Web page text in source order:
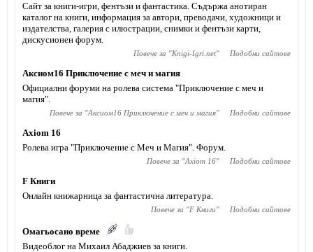
Сайт за книги-игри, фентъзи и фантастика. Съдържа анотиран
каталог на книги, информация за автори, преводачи, художници и
издателства, галерия с илюстрации, снимки и фентъзи карти,
дискусионен форум.
Повече за "Knigi-Igri.net" Подобни сайтове
Аксиом16 Приключение с меч и магия
Официални форуми на ролева система "Приключение с меч и
магия".
Повече за "Аксиом16 Приключение с меч и магия" Подобни сайтове
Axiom 16
Ролева игра "Приключение с Меч и Магия". Форум.
Повече за "Axiom 16" Подобни сайтове
F Книги
Онлайн книжарница за фантастична литература.
Повече за "F Книги" Подобни сайтове
Омагьосано време
Видеоблог на Михаил Абаджиев за книги.